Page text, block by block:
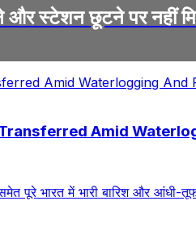
स्टेशन छूटने पर नहीं
Amid